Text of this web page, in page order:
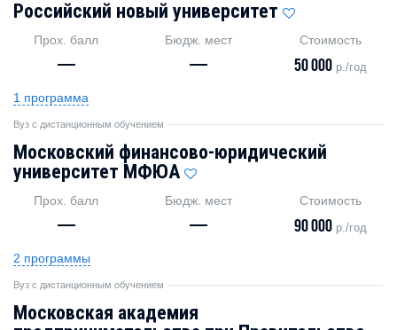
Российский новый университет
Прох. балл
—
Бюдж. мест
—
Стоимость
50 000 р./год
1 программа
Вуз с дистанционным обучением
Московский финансово-юридический
университет МФЮА
Прох. балл
—
Бюдж. мест
—
Стоимость
90 000 р./год
2 программы
Вуз с дистанционным обучением
Московская академия